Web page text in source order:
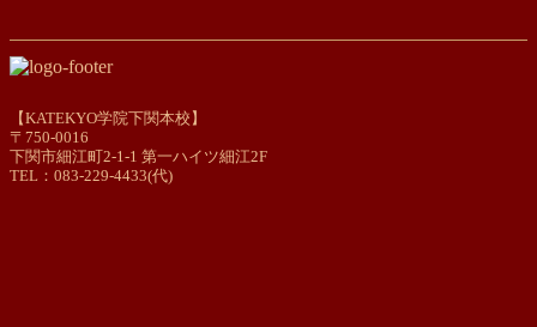
【KATEKYO学院下関本校】
〒750-0016
下関市細江町2-1-1 第一ハイツ細江2F
TEL：083-229-4433(代)